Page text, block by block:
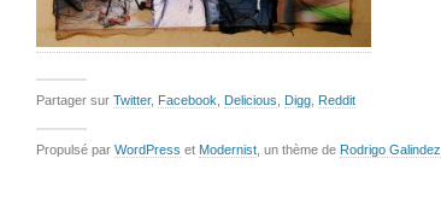
Partager sur Twitter, Facebook Delicious Digg Reddit
Propulsé par WordPress et Modernist , un thème de Rodrigo Galindez